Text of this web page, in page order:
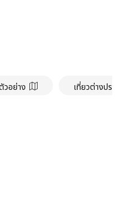
วอย่าง เที่ยวต่างประเ